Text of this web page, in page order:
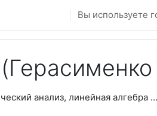
Вы используете
анализ, линейная алгебра ...